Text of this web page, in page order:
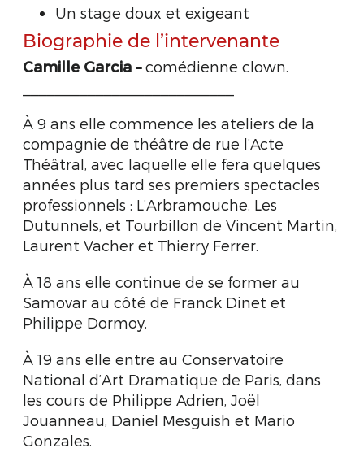
Un stage doux et exigeant
Biographie de l’intervenante
Camille Garcia –comédienne clown.
À 9 ans elle commence les ateliers de la
compagnie de théâtre de rue l’Acte
Théâtral, avec laquelle elle fera quelques
années plus tard ses premiers spectacles
professionnels : L’Arbramouche, Les
Dutunnels, et Tourbillon de Vincent Martin,
Laurent Vacher et Thierry Ferrer.
À 18 ans elle continue de se former au
Samovar au côté de Franck Dinet et
Philippe Dormoy.
À 19 ans elle entre au Conservatoire
National d’Art Dramatique de Paris, dans
les cours de Philippe Adrien, Joël
Jouanneau, Daniel Mesguish et Mario
Gonzales.